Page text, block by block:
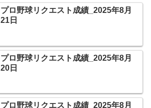
プロ野球リクエスト成績_2025年8月
21日
プロ野球リクエスト成績_2025年8月
20日
プロ野球リクエスト成績_2025年8月